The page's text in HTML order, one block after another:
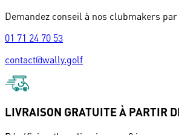
Demandez conseil à nos clubmakers
01 71 24 70 53
contact@wally.golf
LIVRAISON GRATUITE À PARTIR